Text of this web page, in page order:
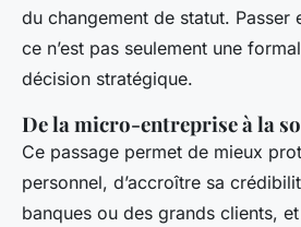
du changement de statut. Passer
ce n’est pas seulement une
décision stratégique.
De la micro-entreprise à la
Ce passage permet de mieux
personnel, d’accroître sa
banques ou des grands clients,